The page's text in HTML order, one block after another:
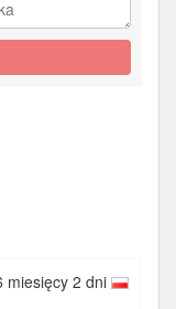
miesięcy 2 dni